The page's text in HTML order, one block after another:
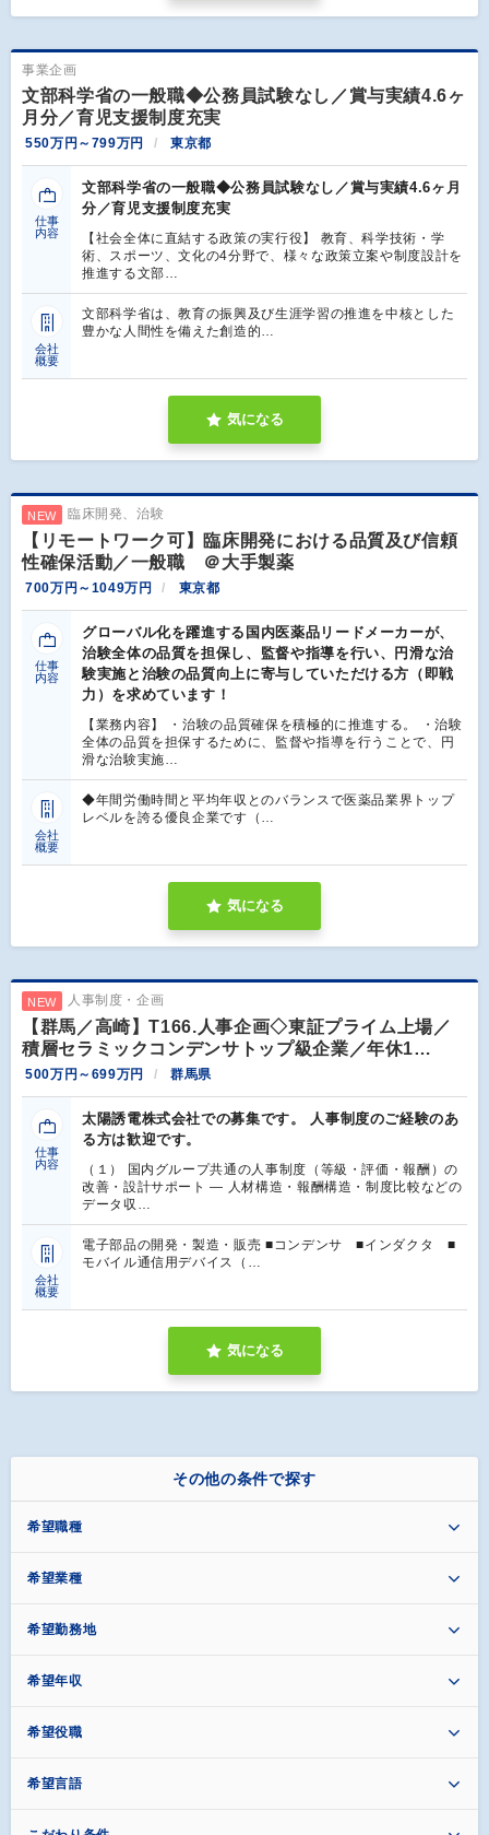
事業企画
文部科学省の一般職◆公務員試験なし／賞与実績4.6ヶ
月分／育児支援制度充実
550万円～799万円 東京都
仕事
内容
文部科学省の一般職◆公務員試験なし／賞与実績4.6ヶ月
分／育児支援制度充実
【社会全体に直結する政策の実行役】 教育、科学技術・学
術、スポーツ、文化の4分野で、様々な政策立案や制度設計を
推進する文部…
会社
概要
文部科学省は、教育の振興及び生涯学習の推進を中核とした
豊かな人間性を備えた創造的…
気になる
NEW 臨床開発、治験
【リモートワーク可】臨床開発における品質及び信頼
性確保活動／一般職 ＠大手製薬
700万円～1049万円 東京都
仕事
内容
グローバル化を躍進する国内医薬品リードメーカーが、
治験全体の品質を担保し、監督や指導を行い、円滑な治
験実施と治験の品質向上に寄与していただける方（即戦
力）を求めています！
【業務内容】 ・治験の品質確保を積極的に推進する。 ・治験
全体の品質を担保するために、監督や指導を行うことで、円
滑な治験実施…
会社
概要
◆年間労働時間と平均年収とのバランスで医薬品業界トップ
レベルを誇る優良企業です（…
気になる
NEW 人事制度・企画
【群馬／高崎】T166.人事企画◇東証プライム上場／
積層セラミックコンデンサトップ級企業／年休1…
500万円～699万円 群馬県
仕事
内容
太陽誘電株式会社での募集です。 人事制度のご経験のあ
る方は歓迎です。
（１） 国内グループ共通の人事制度（等級・評価・報酬）の
改善・設計サポート ― 人材構造・報酬構造・制度比較などの
データ収…
会社
概要
電子部品の開発・製造・販売 ■コンデンサ ■インダクタ ■
モバイル通信用デバイス（…
気になる
その他の条件で探す
希望職種
希望業種
希望勤務地
希望年収
希望役職
希望言語